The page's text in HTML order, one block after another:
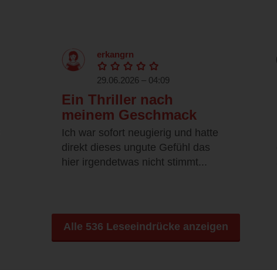
erkangrn
29.06.2026 – 04:09
Ein Thriller nach
meinem Geschmack
Ich war sofort neugierig und hatte
direkt dieses ungute Gefühl das
hier irgendetwas nicht stimmt...
Alle 536 Leseeindrücke anzeigen